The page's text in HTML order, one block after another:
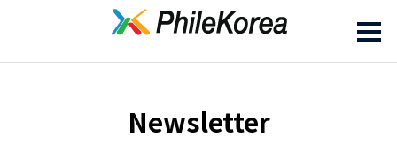
Newsletter